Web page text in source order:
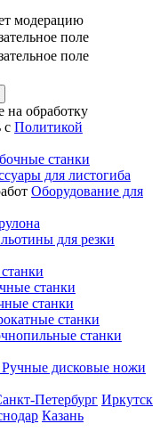
модерацию
поле
поле
на обработку
с Политикой
станки
для листогиба
Оборудование для
для резки
станки
станки
станки
станки
Ручные дисковые ножи
Петербург Иркутск
Казань